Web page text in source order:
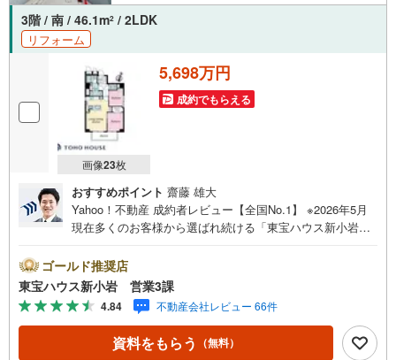
3階 / 南 / 46.1m2 / 2LDK
リフォーム
画像23枚
5,698万円
成約でもらえる
おすすめポイント 齋藤 雄大
Yahoo！不動産 成約者レビュー【全国No.1】 ※2026年5月
現在多くのお客様から選ばれ続ける「東宝ハウス新小岩」
見学OK■営業時間内（9:00～20:00）お電話でのご連絡がス
ムーズです。ご自宅への送迎・最寄駅でのお待ち合わせ
等、お気軽にご相談下さい。 選ばれる3つの「圧倒的メリ
ット」 （1）【業界最低水準の提携住宅ローン】「他社で
断られた」「借入がある」方も独自審査で多数承認！優遇
金利と各種手数料0円でお得に。（2）【未来カレンダーで
ゴールド推奨店
東宝ハウス新小岩 営業3課
4.84 不動産会社レビュー 66件
資料をもらう （無料）